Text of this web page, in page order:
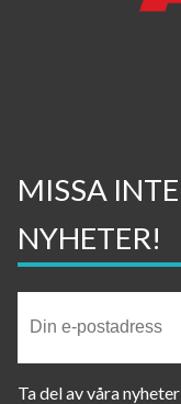
MISSA
NYHETER!
Ta del av våra